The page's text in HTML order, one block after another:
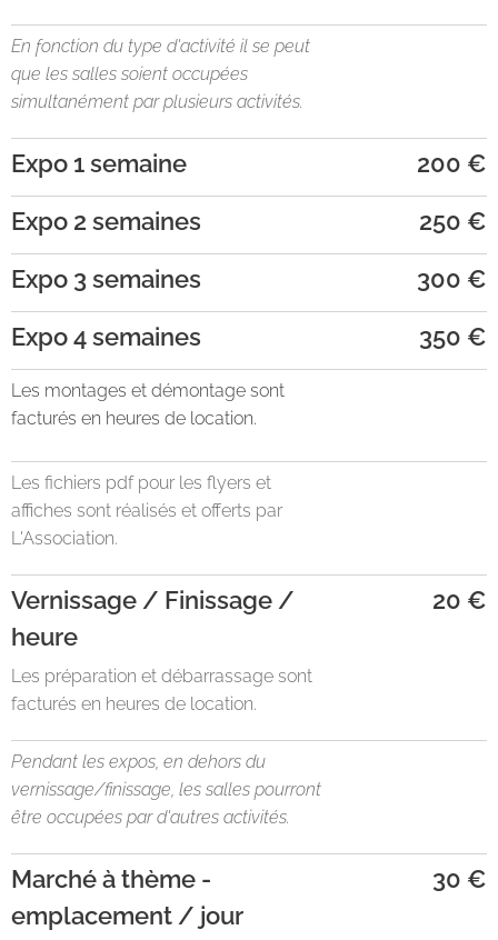
En fonction du type d'activité il se peut
que les salles soient occupées
simultanément par plusieurs activités.
Expo 1 semaine
200 €
Expo 2 semaines
250 €
Expo 3 semaines
300 €
Expo 4 semaines
350 €
Les montages et démontage sont
facturés en heures de location.
Les fichiers pdf pour les flyers et
affiches sont réalisés et offerts par
L'Association.
Vernissage / Finissage /
heure
Les préparation et débarrassage sont
facturés en heures de location.
20 €
Pendant les expos, en dehors du
vernissage/finissage, les salles pourront
être occupées par d'autres activités.
Marché à thème -
emplacement / jour
30 €